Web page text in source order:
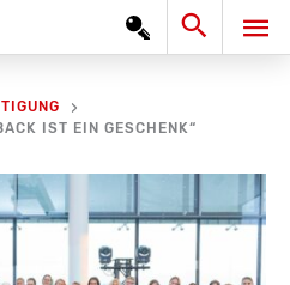
Search
IST EIN GESCHENK“